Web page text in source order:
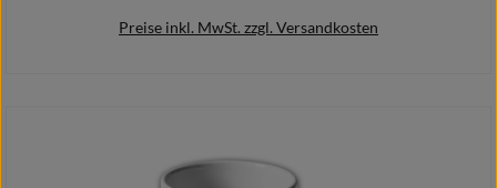
Preise inkl. MwSt. zzgl. Versandkosten